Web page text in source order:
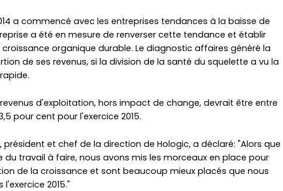
a commencé avec les entreprises tendances à la baisse de
a été en mesure de renverser cette tendance et établir
organique durable. Le diagnostic affaires généré la
de ses revenus, si la division de la santé du squelette a vu la
d'exploitation, hors impact de change, devrait être entre
pour cent pour l'exercice 2015.
président et chef de la direction de Hologic, a déclaré: "Alors que
du travail à faire, nous avons mis les morceaux en place pour
de la croissance et sont beaucoup mieux placés que nous
2015."